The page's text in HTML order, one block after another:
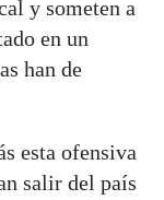
y someten a
en un
han de
esta ofensiva
salir del país